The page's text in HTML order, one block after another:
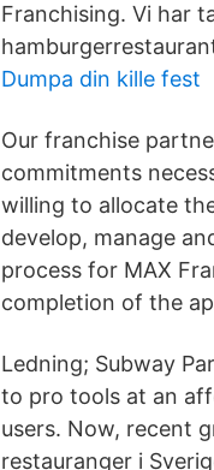
Franchising. Vi har
Dumpa din kille fest
Our franchise
commitments
willing to allocate
develop, manage
process for MAX
completion of the
Ledning; Subway
to pro tools at an
users. Now, recent
restauranger i